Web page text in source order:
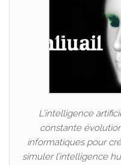
L’intelligence
constante
informatiques pour
simuler l’intelligence